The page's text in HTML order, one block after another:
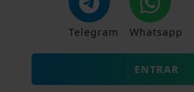
Telegram Whatsapp
ENTRAR